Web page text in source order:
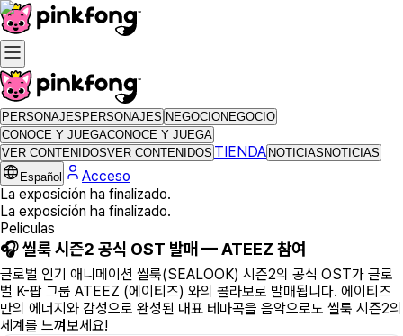
PERSONAJES PERSONAJES NEGOCIONEGOCIO
CONOCE Y JUEGACONOCE Y JUEGA
VER CONTENIDOSVER CONTENIDOS TIENDA NOTICIAS NOTICIAS
Español
Acceso
La exposición ha finalizado.
La exposición ha finalizado.
Películas
🎧 씰룩 시즌2 공식 OST 발매 — ATEEZ 참여
글로벌 인기 애니메이션 씰룩(SEALOOK) 시즌2의 공식 OST가 글로
벌 K-팝 그룹 ATEEZ (에이티즈) 와의 콜라보로 발매됩니다. 에이티즈
만의 에너지와 감성으로 완성된 대표 테마곡을 음악으로도 씰룩 시즌2의
세계를 느껴보세요!